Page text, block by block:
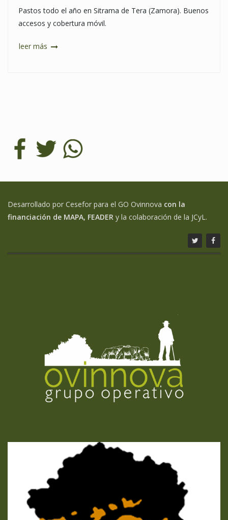
Pastos todo el año en Sitrama de Tera (Zamora). Buenos
accesos y cobertura móvil.
leer más
Desarrollado por Cesefor para el GO Ovinnova con la
financiación de MAPA, FEADER y la colaboración de la JCyL.